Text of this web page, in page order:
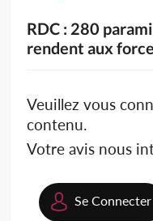
RDC : 280
rendent aux
Veuillez vous
contenu.
Votre avis nous
Se Connecter